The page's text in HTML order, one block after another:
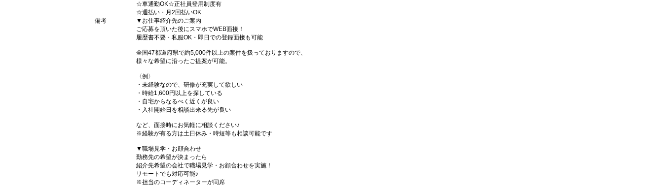
☆車通勤OK☆正社員登用制度有
☆週払い・月2回払いOK
備考
▼お仕事紹介先のご案内
ご応募を頂いた後にスマホでWEB面接！
履歴書不要・私服OK・即日での登録面接も可能
全国47都道府県で約5,000件以上の案件を扱っておりますので、
様々な希望に沿ったご提案が可能。
〈例〉
・未経験なので、研修が充実して欲しい
・時給1,600円以上を探している
・自宅からなるべく近くが良い
・入社開始日を相談出来る先が良い
など、面接時にお気軽に相談ください♪
※経験が有る方は土日休み・時短等も相談可能です
▼職場見学・お顔合わせ
勤務先の希望が決まったら
紹介先希望の会社で職場見学・お顔合わせを実施！
リモートでも対応可能♪
※担当のコーディネーターが同席